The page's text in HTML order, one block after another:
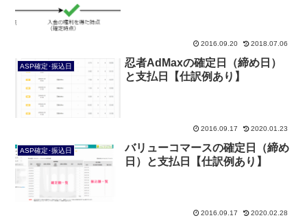
2016.09.20 2018.07.06
ASP確定･振込日
忍者AdMaxの確定日（締め日）
と支払日【仕訳例あり】
2016.09.17 2020.01.23
ASP確定･振込日
バリューコマースの確定日（締め
日）と支払日【仕訳例あり】
2016.09.17 2020.02.28